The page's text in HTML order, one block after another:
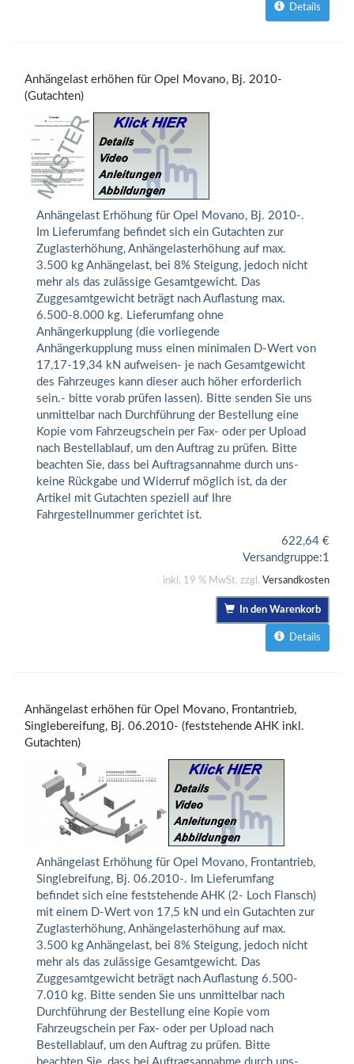
Details
Anhängelast erhöhen für Opel Movano, Bj. 2010-
(Gutachten)
Anhängelast Erhöhung für Opel Movano, Bj. 2010-.
Im Lieferumfang befindet sich ein Gutachten zur
Zuglasterhöhung, Anhängelasterhöhung auf max.
3.500 kg Anhängelast, bei 8% Steigung, jedoch nicht
mehr als das zulässige Gesamtgewicht. Das
Zuggesamtgewicht beträgt nach Auflastung max.
6.500-8.000 kg. Lieferumfang ohne
Anhängerkupplung (die vorliegende
Anhängerkupplung muss einen minimalen D-Wert von
17,17-19,34 kN aufweisen- je nach Gesamtgewicht
des Fahrzeuges kann dieser auch höher erforderlich
sein.- bitte vorab prüfen lassen). Bitte senden Sie uns
unmittelbar nach Durchführung der Bestellung eine
Kopie vom Fahrzeugschein per Fax- oder per Upload
nach Bestellablauf, um den Auftrag zu prüfen. Bitte
beachten Sie, dass bei Auftragsannahme durch uns-
keine Rückgabe und Widerruf möglich ist, da der
Artikel mit Gutachten speziell auf Ihre
Fahrgestellnummer gerichtet ist.
622,64 €
Versandgruppe:1
inkl. 19 % MwSt. zzgl. Versandkosten
In den Warenkorb
Details
Anhängelast erhöhen für Opel Movano, Frontantrieb,
Singlebereifung, Bj. 06.2010- (feststehende AHK inkl.
Gutachten)
Anhängelast Erhöhung für Opel Movano, Frontantrieb,
Singlebreifung, Bj. 06.2010-. Im Lieferumfang
befindet sich eine feststehende AHK (2- Loch Flansch)
mit einem D-Wert von 17,5 kN und ein Gutachten zur
Zuglasterhöhung, Anhängelasterhöhung auf max.
3.500 kg Anhängelast, bei 8% Steigung, jedoch nicht
mehr als das zulässige Gesamtgewicht. Das
Zuggesamtgewicht beträgt nach Auflastung 6.500-
7.010 kg. Bitte senden Sie uns unmittelbar nach
Durchführung der Bestellung eine Kopie vom
Fahrzeugschein per Fax- oder per Upload nach
Bestellablauf, um den Auftrag zu prüfen. Bitte